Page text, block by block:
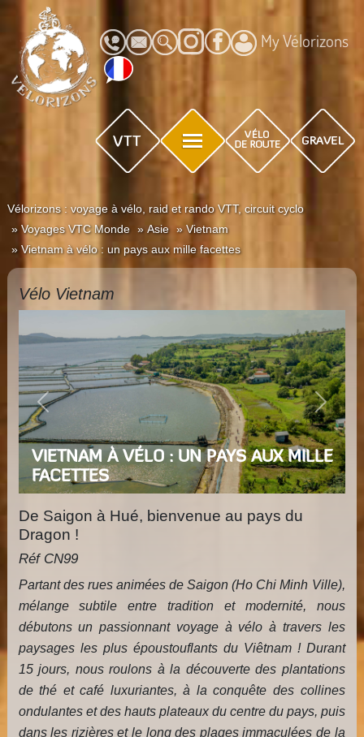
My Vélorizons
Vélorizons : voyage à vélo, raid et rando VTT, circuit cyclo
Voyages VTC Monde
Asie
Vietnam
Vietnam à vélo : un pays aux mille facettes
Vélo Vietnam
Previous Next
VIETNAM À VÉLO : UN PAYS AUX MILLE
FACETTES
De Saigon à Hué, bienvenue au pays du
Dragon !
Réf CN99
Partant des rues animées de Saigon (Ho Chi Minh Ville),
mélange subtile entre tradition et modernité, nous
débutons un passionnant voyage à vélo à travers les
paysages les plus époustouflants du Viêtnam ! Durant
15 jours, nous roulons à la découverte des plantations
de thé et café luxuriantes, à la conquête des collines
ondulantes et des hauts plateaux du centre du pays, puis
dans les rizières et le long des plages immaculées de la